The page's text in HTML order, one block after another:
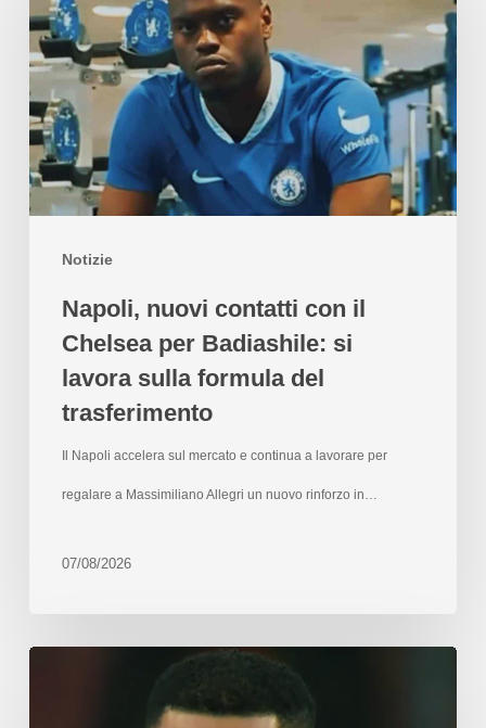
Notizie
Napoli, nuovi contatti con il
Chelsea per Badiashile: si
lavora sulla formula del
trasferimento
Il Napoli accelera sul mercato e continua a lavorare per
regalare a Massimiliano Allegri un nuovo rinforzo in…
07/08/2026